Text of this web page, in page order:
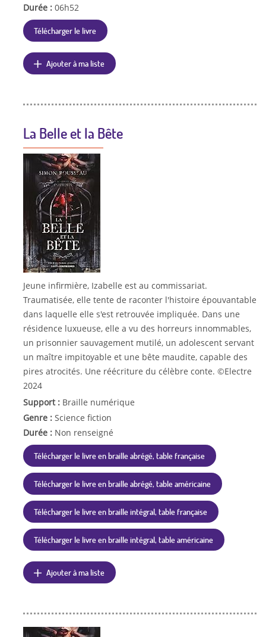
Durée : 06h52
Télécharger le livre
Ajouter à ma liste
La Belle et la Bête
Jeune infirmière, Izabelle est au commissariat.
Traumatisée, elle tente de raconter l'histoire épouvantable
dans laquelle elle s'est retrouvée impliquée. Dans une
résidence luxueuse, elle a vu des horreurs innommables,
un prisonnier sauvagement mutilé, un adolescent servant
un maître impitoyable et une bête maudite, capable des
pires atrocités. Une réécriture du célèbre conte. ©Electre
2024
Support : Braille numérique
Genre : Science fiction
Durée : Non renseigné
Télécharger le livre en braille abrégé, table française
Télécharger le livre en braille abrégé, table américaine
Télécharger le livre en braille intégral, table française
Télécharger le livre en braille intégral, table américaine
Ajouter à ma liste